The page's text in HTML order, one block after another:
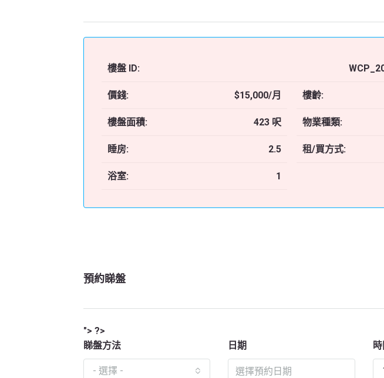
樓盤 ID:
價錢: $15,000/月
樓盤面積: 423 呎
睡房: 2.5
浴室: 1
樓齡:
物業種類:
租/買方式:
預約睇盤
"> ?>
睇盤方法
- 選擇 -
日期